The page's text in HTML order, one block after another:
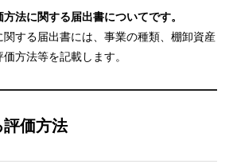
法に関する届出書についてです。
する届出書には、事業の種類、棚卸資産
方法等を記載します。
価方法